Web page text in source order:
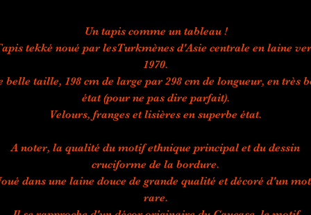
Un tapis comme un tableau !
tekké noué par lesTurkmènes d'Asie centrale en laine
1970.
belle taille, 198 cm de large par 298 cm de longueur, en très
état (pour ne pas dire parfait).
Velours, franges et lisières en superbe état.
A noter, la qualité du motif ethnique principal et du dessin
cruciforme de la bordure.
dans une laine douce de grande qualité et décoré d'un
rare.